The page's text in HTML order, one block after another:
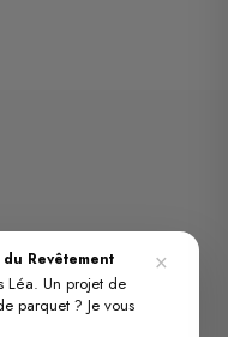
×
Revêtement
Léa. Un projet de
parquet ? Je vous